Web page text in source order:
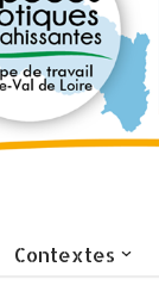
Contextes